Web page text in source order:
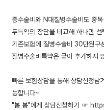
종수술비와 N대질병수술비도 중
두특약의 장단을 비교해 하나만
기존보험에 질병수술비 30만원구
질병수술비특약은 굳이 추가하지
빠른 보험상담을 통해 상담신청남
능합니다~
"봄 봄"에게 상담신청하기 ☞